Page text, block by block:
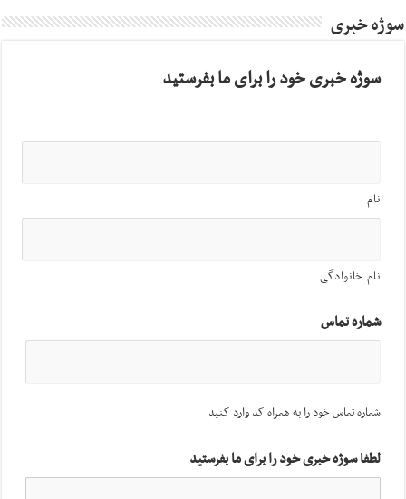
سوژه خبری
سوژه خبری خود را برای ما بفرستید
نام
نام خانوادگی
شماره تماس
شماره تماس خود را به همراه کد وارد کنید
لطفا سوژه خبری خود را برای ما بفرستید